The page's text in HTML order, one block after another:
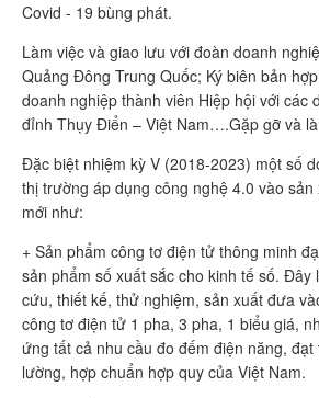
Covid - 19 bùng phát.
Làm việc và giao lưu với đoàn doanh
Quảng Đông Trung Quốc; Ký biên bản
doanh nghiệp thành viên Hiệp hội với
đỉnh Thụy Điển – Việt Nam….Gặp gỡ và
Đặc biệt nhiệm kỳ V (2018-2023) một số
thị trường áp dụng công nghệ 4.0 vào
mới như:
+ Sản phẩm công tơ điện tử thông minh
sản phẩm số xuất sắc cho kinh tế số.
cứu, thiết kế, thử nghiệm, sản xuất đưa
công tơ điện tử 1 pha, 3 pha, 1 biểu giá,
ứng tất cả nhu cầu đo đếm điện năng,
lường, hợp chuẩn hợp quy của Việt Nam.